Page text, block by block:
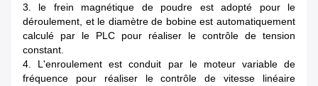
3. le frein magnétique de poudre est adopté pour le
déroulement, et le diamètre de bobine est automatiquement
calculé par le PLC pour réaliser le contrôle de tension
constant.
4. L'enroulement est conduit par le moteur variable de
fréquence pour réaliser le contrôle de vitesse linéaire